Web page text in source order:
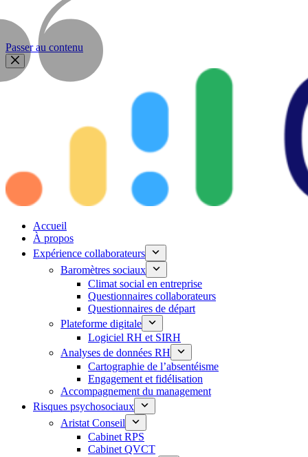
Passer au contenu
Accueil
À propos
Expérience collaborateurs
Baromètres sociaux
Climat social en entreprise
Questionnaires collaborateurs
Questionnaires de départ
Plateforme digitale
Logiciel RH et SIRH
Analyses de données RH
Cartographie de l’absentéisme
Engagement et fidélisation
Accompagnement du management
Risques psychosociaux
Aristat Conseil
Cabinet RPS
Cabinet QVCT